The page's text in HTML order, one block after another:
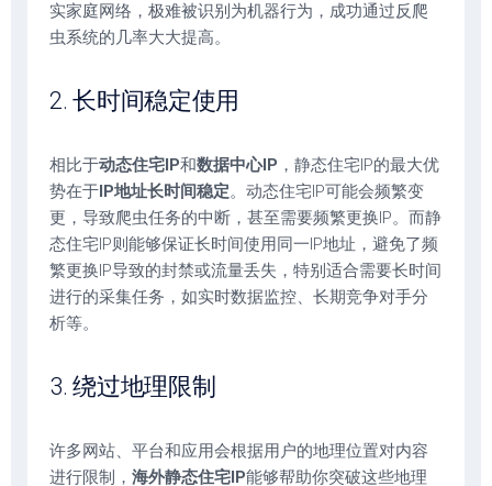
实家庭网络，极难被识别为机器行为，成功通过反爬
虫系统的几率大大提高。
2. 长时间稳定使用
相比于动态住宅IP和数据中心IP ，静态住宅IP的最大优
势在于IP地址长时间稳定。动态住宅IP可能会频繁变
更，导致爬虫任务的中断，甚至需要频繁更换IP。而静
态住宅IP则能够保证长时间使用同一IP地址，避免了频
繁更换IP导致的封禁或流量丢失，特别适合需要长时间
进行的采集任务，如实时数据监控、长期竞争对手分
析等。
3. 绕过地理限制
许多网站、平台和应用会根据用户的地理位置对内容
进行限制， 海外静态住宅IP能够帮助你突破这些地理